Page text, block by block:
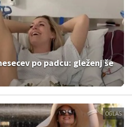
po padcu: gleženj še
OGLAS